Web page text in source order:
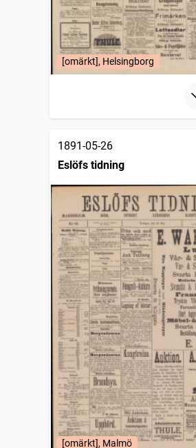
[omärkt], Helsingborg
1891-05-26
Eslöfs tidning
[omärkt], Malmö